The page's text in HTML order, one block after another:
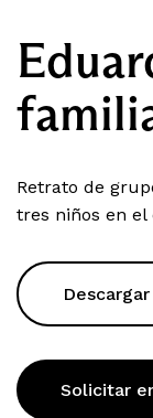
Retrato de
tres niños en
Descargar
Solicitar